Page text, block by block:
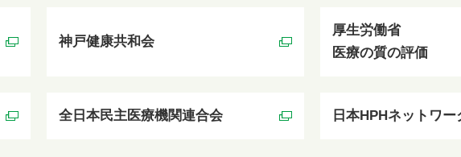
神戸健康共和会
厚生労働省
医療の質の評価
全日本民主医療機関連合会 日本HPHネットワー